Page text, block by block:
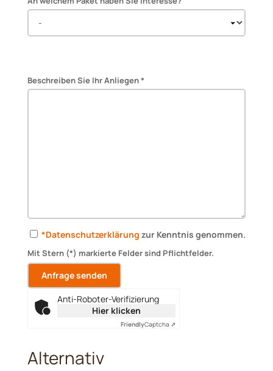
Beschreiben Sie Ihr Anliegen *
*Datenschutzerklärung zur Kenntnis genommen.
Mit Stern (*) markierte Felder sind Pflichtfelder.
Anti-Roboter-Verifizierung
Hier klicken
FriendlyCaptcha ⇗
Alternativ